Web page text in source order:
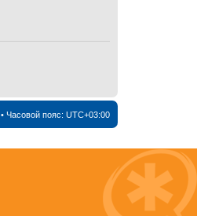
• Часовой пояс:UTC+03:00